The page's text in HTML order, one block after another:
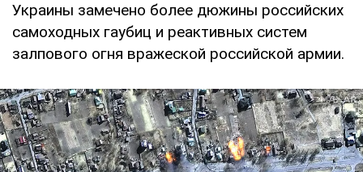
Украины замечено более дюжины российских
самоходных гаубиц и реактивных систем
залпового огня вражеской российской армии.